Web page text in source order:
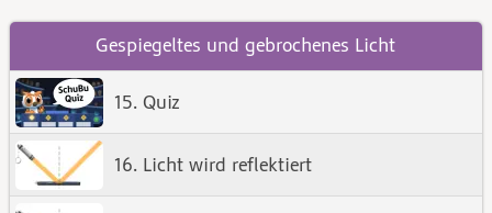
Gespiegeltes und gebrochenes Licht
15. Quiz
16. Licht wird reflektiert